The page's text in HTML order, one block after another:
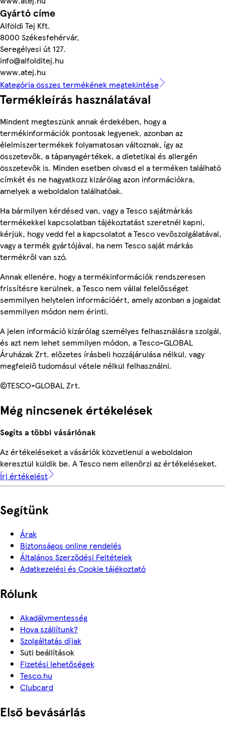
Gyártó címe
Alföldi Tej Kft.
8000 Székesfehérvár,
Seregélyesi út 127.
info@alfolditej.hu
www.atej.hu
Kategória összes termékének megtekintése
Termékleírás használatával
Mindent megteszünk annak érdekében, hogy a
termékinformációk pontosak legyenek, azonban az
élelmiszertermékek folyamatosan változnak, így az
összetevők, a tápanyagértékek, a dietetikai és allergén
összetevők is. Minden esetben olvasd el a terméken található
címkét és ne hagyatkozz kizárólag azon információkra,
amelyek a weboldalon találhatóak.
Ha bármilyen kérdésed van, vagy a Tesco sajátmárkás
termékekkel kapcsolatban tájékoztatást szeretnél kapni,
kérjük, hogy vedd fel a kapcsolatot a Tesco vevőszolgálatával,
vagy a termék gyártójával, ha nem Tesco saját márkás
termékről van szó.
Annak ellenére, hogy a termékinformációk rendszeresen
frissítésre kerülnek, a Tesco nem vállal felelősséget
semmilyen helytelen információért, amely azonban a jogaidat
semmilyen módon nem érinti.
A jelen információ kizárólag személyes felhasználásra szolgál,
és azt nem lehet semmilyen módon, a Tesco-GLOBAL
Áruházak Zrt. előzetes írásbeli hozzájárulása nélkül, vagy
megfelelő tudomásul vétele nélkül felhasználni.
©TESCO-GLOBAL Zrt.
Még nincsenek értékelések
Segíts a többi vásárlónak
Az értékeléseket a vásárlók közvetlenül a weboldalon
keresztül küldik be. A Tesco nem ellenőrzi az értékeléseket.
Írj értékelést
Segítünk
Árak
Biztonságos online rendelés
Általános Szerződési Feltételek
Adatkezelési és Cookie tájékoztató
Rólunk
Akadálymentesség
Hova szállítunk?
Szolgáltatás díjak
Süti beállítások
Fizetési lehetőségek
Tesco.hu
Clubcard
Első bevásárlás